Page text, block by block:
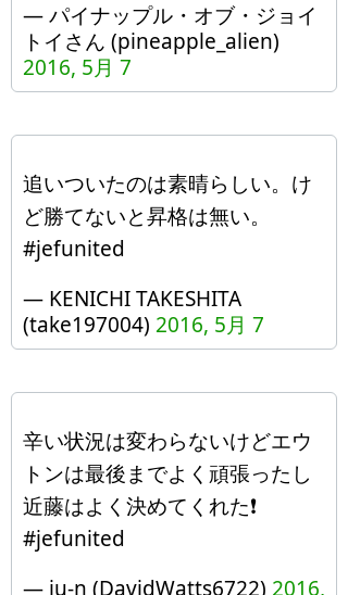
— パイナップル・オブ・ジョイ
トイさん (pineapple_alien)
2016, 5月 7
追いついたのは素晴らしい。け
ど勝てないと昇格は無い。
#jefunited
— KENICHI TAKESHITA
(take197004) 2016, 5月 7
辛い状況は変わらないけどエウ
トンは最後までよく頑張ったし
近藤はよく決めてくれた❗️
#jefunited
— ju-n (DavidWatts6722) 2016,